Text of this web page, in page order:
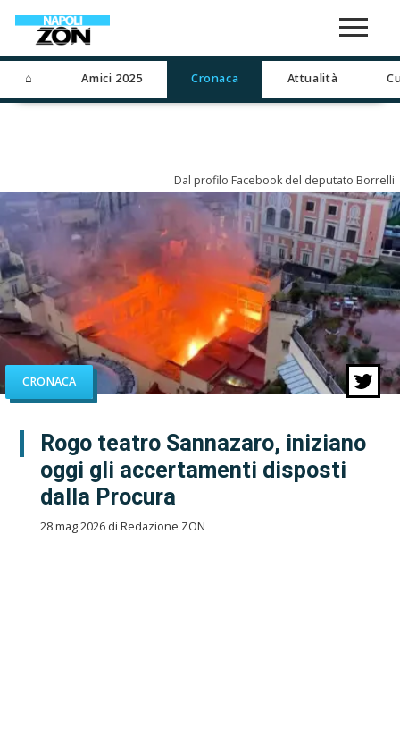
⌂ Amici 2025 Cronaca Attualità
Dal profilo Facebook del deputato Borrelli
CRONACA
Rogo teatro Sannazaro, iniziano
oggi gli accertamenti disposti
dalla Procura
28 mag 2026 di Redazione ZON